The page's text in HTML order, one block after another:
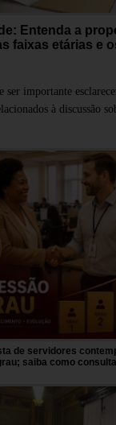
Entenda a
faixas etárias e
ser importante
à discussão
de servidores
saiba como